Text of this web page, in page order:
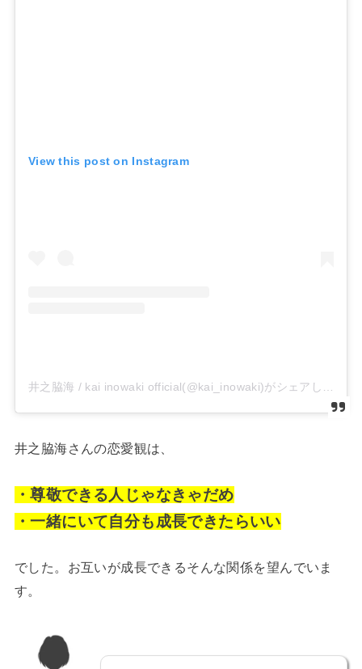
View this post on Instagram
井之脇海さんの恋愛観は、
・尊敬できる人じゃなきゃだめ
・一緒にいて自分も成長できたらいい
でした。お互いが成長できるそんな関係を望んでいま
す。